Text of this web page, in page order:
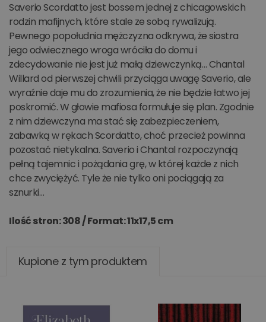
Saverio Scordatto jest bossem jednej z chicagowskich
rodzin mafijnych, które stale ze sobą rywalizują.
Pewnego popołudnia mężczyzna odkrywa, że siostra
jego odwiecznego wroga wróciła do domu i
zdecydowanie nie jest już małą dziewczynką… Chantal
Willard od pierwszej chwili przyciąga uwagę Saverio, ale
wyraźnie daje mu do zrozumienia, że nie będzie łatwo jej
poskromić. W głowie mafiosa formułuje się plan. Zgodnie
z nim dziewczyna ma stać się zabezpieczeniem,
zabawką w rękach Scordatto, choć przecież powinna
pozostać nietykalna. Saverio i Chantal rozpoczynają
pełną tajemnic i pożądania grę, w której każde z nich
chce zwyciężyć. Tyle że nie tylko oni pociągają za
sznurki…
Ilość stron: 308 /Format: 11x17,5 cm
Kupione z tym produktem